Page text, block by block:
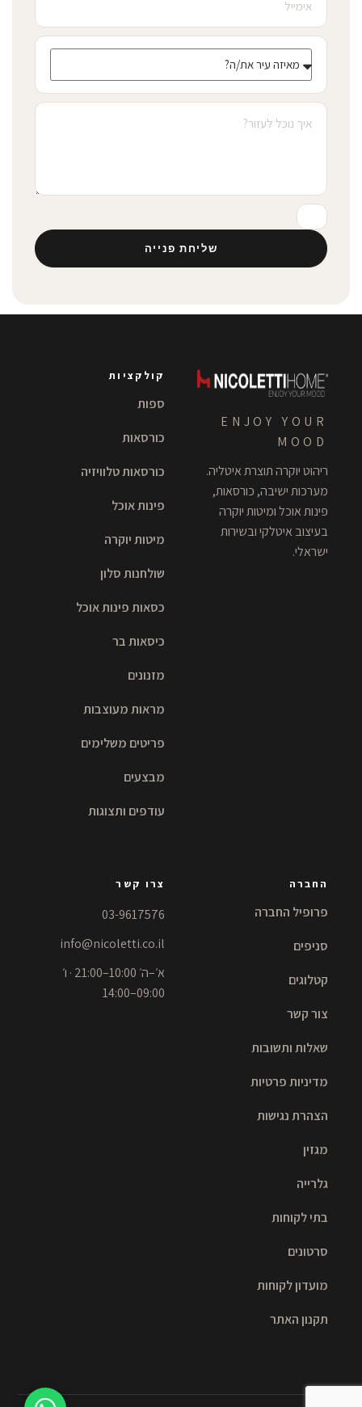
שליחת פנייה
ENJOY YOUR
MOOD
ריהוט יוקרה תוצרת איטליה.
מערכות ישיבה, כורסאות,
פינות אוכל ומיטות יוקרה
בעיצוב איטלקי ובשירות
ישראלי.
קולקציות
ספות
כורסאות
כורסאות טלוויזיה
פינות אוכל
מיטות יוקרה
שולחנות סלון
כסאות פינות אוכל
כיסאות בר
מזנונים
מראות מעוצבות
פריטים משלימים
מבצעים
עודפים ותצוגות
החברה
פרופיל החברה
סניפים
קטלוגים
צור קשר
שאלות ותשובות
מדיניות פרטיות
הצהרת נגישות
מגזין
גלרייה
בתי לקוחות
סרטונים
מועדון לקוחות
תקנון האתר
צרו קשר
03-9617576
info@nicoletti.co.il
א׳–ה׳ 10:00–21:00 · ו׳
09:00–14:00